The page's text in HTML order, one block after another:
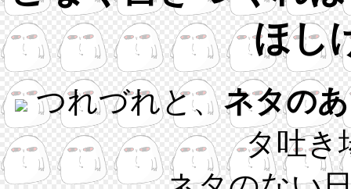
ほし
つれづれと、ネタの
タ吐き